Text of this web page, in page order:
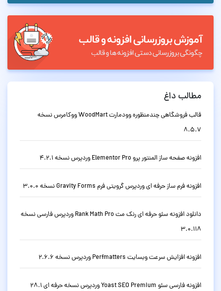
مطالب داغ
قالب فروشگاهی چندمنظوره وودمارت WoodMart ووکامرس نسخه
8.5.7
افزونه صفحه ساز المنتور پرو Elementor Pro وردپرس نسخه 4.2.1
افزونه فرم ساز حرفه ای وردپرس گرویتی فرم Gravity Forms نسخه 3.0.0
دانلود افزونه سئو حرفه ای رنک مث Rank Math Pro وردپرس فارسی نسخه
3.0.118
افزونه افزایش سرعت وبسایت Perfmatters وردپرس نسخه 2.6.6
افزونه فارسی سئو Yoast SEO Premium وردپرس نسخه حرفه ای 28.1